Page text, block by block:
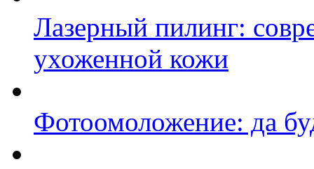
Лазерный пилинг:
ухоженной кожи
Фотоомоложение: да